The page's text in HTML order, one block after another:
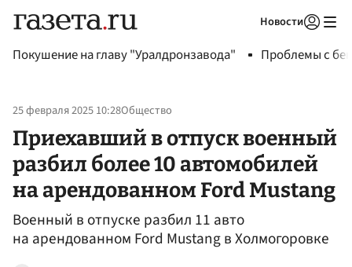
Новости
Покушение на главу "Уралдронзавода" Проблемы с
25 февраля 2025 10:28Общество
Приехавший в отпуск военный
разбил более 10 автомобилей
на арендованном Ford Mustang
Военный в отпуске разбил 11 авто
на арендованном Ford Mustang в Холмогоровке